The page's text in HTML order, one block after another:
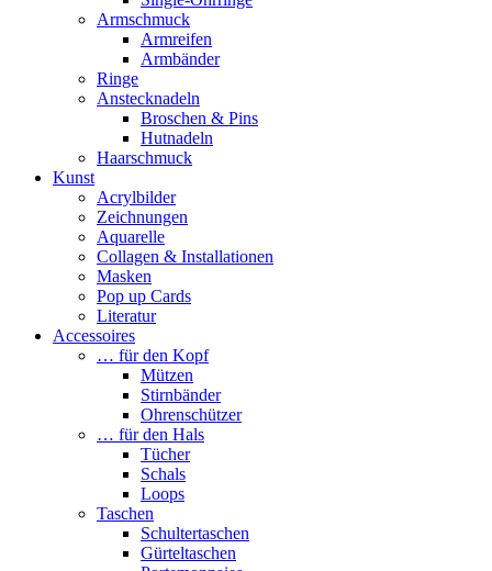
Armschmuck
Armreifen
Armbänder
Ringe
Anstecknadeln
Broschen & Pins
Hutnadeln
Haarschmuck
Kunst
Acrylbilder
Zeichnungen
Aquarelle
Collagen & Installationen
Masken
Pop up Cards
Literatur
Accessoires
… für den Kopf
Mützen
Stirnbänder
Ohrenschützer
… für den Hals
Tücher
Schals
Loops
Taschen
Schultertaschen
Gürteltaschen